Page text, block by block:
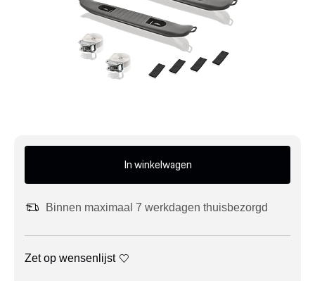
Porsche informatie
In winkelwagen
Binnen maximaal 7 werkdagen thuisbezorgd
Zet op wensenlijst